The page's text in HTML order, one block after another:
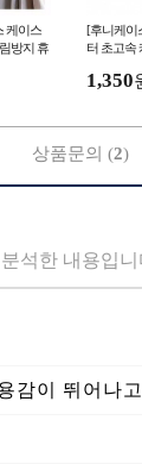
케이스
방지 휴
[후니케이
터 초고속
1,350
석한 내용입니
감이 뛰어나
상품문의 (2)